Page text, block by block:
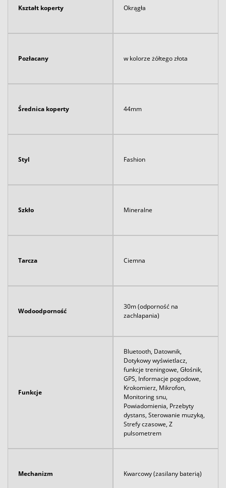
Kształt koperty Okrągła
Pozłacany w kolorze żółtego złota
Średnica koperty 44mm
Styl Fashion
Szkło Mineralne
Tarcza Ciemna
Wodoodporność
30m (odporność na
zachlapania)
Funkcje
Bluetooth, Datownik,
Dotykowy wyświetlacz,
funkcje treningowe, Głośnik,
GPS, Informacje pogodowe,
Krokomierz, Mikrofon,
Monitoring snu,
Powiadomienia, Przebyty
dystans, Sterowanie muzyką,
Strefy czasowe, Z
pulsometrem
Mechanizm Kwarcowy (zasilany baterią)